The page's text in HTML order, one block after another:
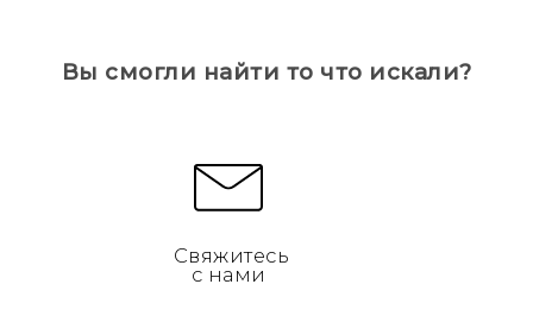
Вы смогли найти то что искали?
Свяжитесь
с нами